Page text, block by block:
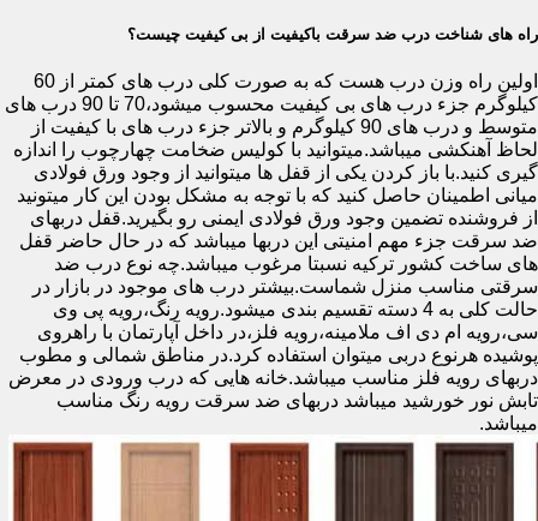
راه های شناخت درب ضد سرقت باکیفیت از بی کیفیت چیست؟
اولین راه وزن درب هست که به صورت کلی درب های کمتر از 60
کیلوگرم جزء درب های بی کیفیت محسوب میشود،70 تا 90 درب های
متوسط و درب های 90 کیلوگرم و بالاتر جزء درب های با کیفیت از
لحاظ آهنکشی میباشد.میتوانید با کولیس ضخامت چهارچوب را اندازه
گیری کنید.با باز کردن یکی از قفل ها میتوانید از وجود ورق فولادی
میانی اطمینان حاصل کنید که با توجه به مشکل بودن این کار میتونید
از فروشنده تضمین وجود ورق فولادی ایمنی رو بگیرید.قفل دربهای
ضد سرقت جزء مهم امنیتی این دربها میباشد که در حال حاضر قفل
های ساخت کشور ترکیه نسبتا مرغوب میباشد.چه نوع درب ضد
سرقتی مناسب منزل شماست.بیشتر درب های موجود در بازار در
حالت کلی به 4 دسته تقسیم بندی میشود.رویه رنگ،رویه پی وی
سی،رویه ام دی اف ملامینه،رویه فلز،در داخل آپارتمان با راهروی
پوشیده هرنوع دربی میتوان استفاده کرد.در مناطق شمالی و مطوب
دربهای رویه فلز مناسب میباشد.خانه هایی که درب ورودی در معرض
تابش نور خورشید میباشد دربهای ضد سرقت رویه رنگ مناسب
میباشد.